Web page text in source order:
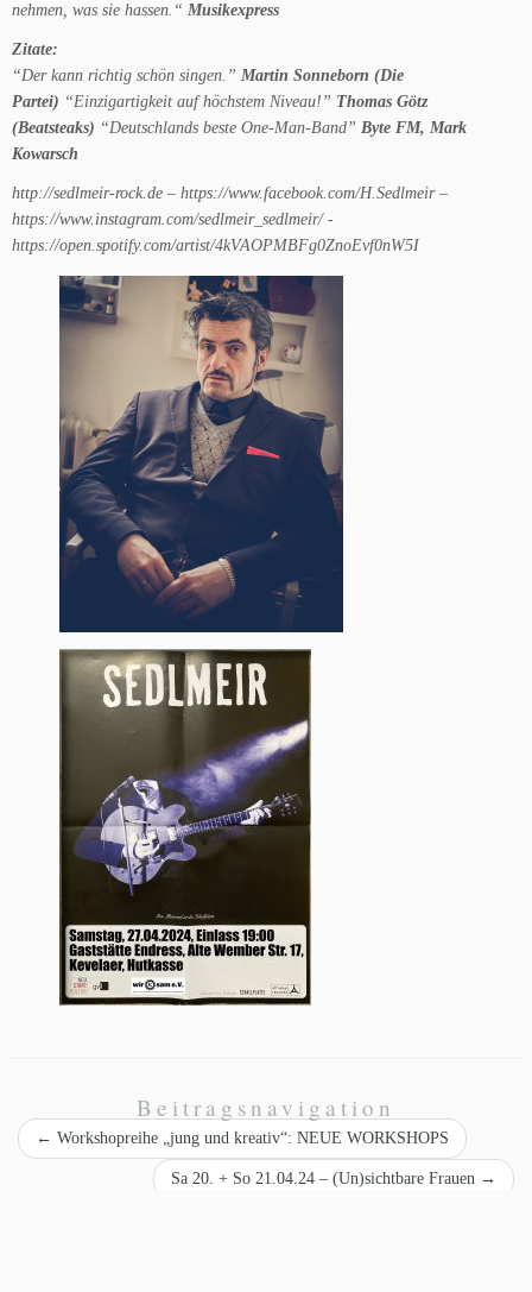
nehmen, was sie hassen.“ Musikexpress
Zitate:
“Der kann richtig schön singen.” Martin Sonneborn (Die
Partei) “Einzigartigkeit auf höchstem Niveau!” Thomas Götz
(Beatsteaks) “Deutschlands beste One-Man-Band” Byte FM, Mark
Kowarsch
http://sedlmeir-rock.de – https://www.facebook.com/H.Sedlmeir –
https://www.instagram.com/sedlmeir_sedlmeir/ -
https://open.spotify.com/artist/4kVAOPMBFg0ZnoEvf0nW5I
Beitragsnavigation
← Workshopreihe „jung und kreativ“: NEUE WORKSHOPS
Sa 20. + So 21.04.24 – (Un)sichtbare Frauen →